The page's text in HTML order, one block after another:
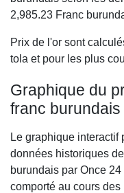
2,985.23 Franc
Prix de l'or sont
tola et pour les plus
Graphique du
franc
Le graphique interactif
données historiques
burundais par Once 24
comporté au cours